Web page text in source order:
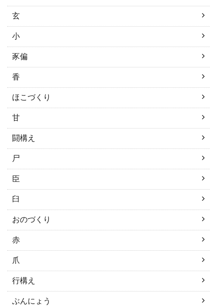
玄
小
豕偏
香
ほこづくり
甘
闘構え
尸
臣
臼
おのづくり
赤
爪
行構え
ぶんにょう